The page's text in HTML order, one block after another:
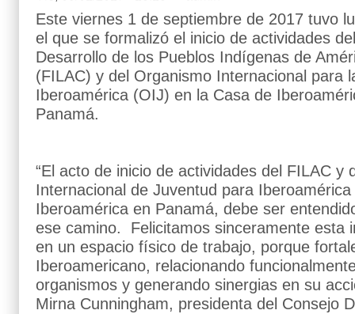
Este viernes 1 de septiembre de 2017 tuvo
el que se formalizó el inicio de actividades
Desarrollo de los Pueblos Indígenas de
(FILAC) y del Organismo Internacional para
Iberoamérica (OIJ) en la Casa de
Panamá.
“El acto de inicio de actividades del FILAC y
Internacional de Juventud para
Iberoamérica en Panamá, debe ser
ese camino. Felicitamos sinceramente esta
en un espacio físico de trabajo, porque
Iberoamericano, relacionando
organismos y generando sinergias en su
Mirna Cunningham, presidenta del Consejo